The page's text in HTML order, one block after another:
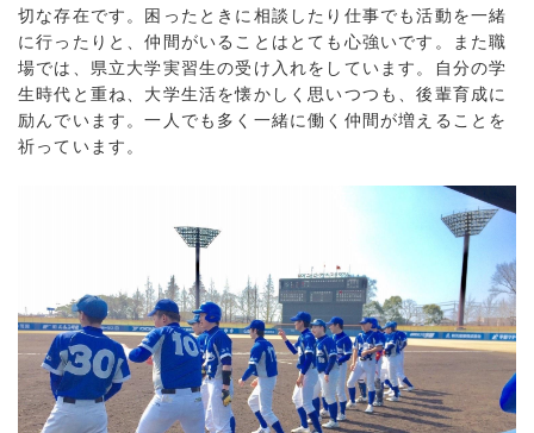
切な存在です。困ったときに相談したり仕事でも活動を一緒
に行ったりと、仲間がいることはとても心強いです。また職
場では、県立大学実習生の受け入れをしています。自分の学
生時代と重ね、大学生活を懐かしく思いつつも、後輩育成に
励んでいます。一人でも多く一緒に働く仲間が増えることを
祈っています。